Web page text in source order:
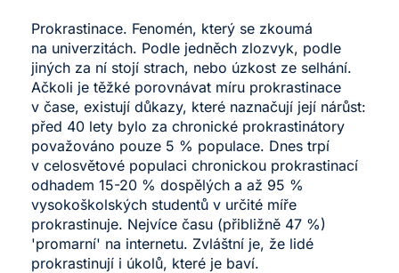
Prokrastinace. Fenomén, který se zkoumá
na univerzitách. Podle jedněch zlozvyk, podle
jiných za ní stojí strach, nebo úzkost ze selhání.
Ačkoli je těžké porovnávat míru prokrastinace
v čase, existují důkazy, které naznačují její nárůst:
před 40 lety bylo za chronické prokrastinátory
považováno pouze 5 % populace. Dnes trpí
v celosvětové populaci chronickou prokrastinací
odhadem 15-20 % dospělých a až 95 %
vysokoškolských studentů v určité míře
prokrastinuje. Nejvíce času (přibližně 47 %)
'promarní' na internetu. Zvláštní je, že lidé
prokrastinují i úkolů, které je baví.